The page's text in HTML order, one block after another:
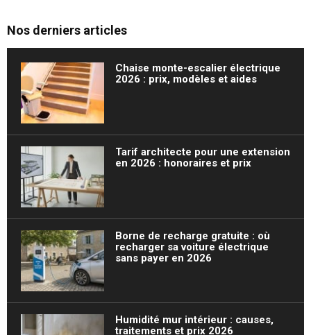
Nos derniers articles
Chaise monte-escalier électrique
2026 : prix, modèles et aides
Tarif architecte pour une extension
en 2026 : honoraires et prix
Borne de recharge gratuite : où
recharger sa voiture électrique
sans payer en 2026
Humidité mur intérieur : causes,
traitements et prix 2026